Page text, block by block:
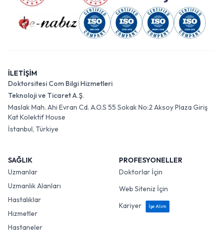
İLETİŞİM
Doktorsitesi Com Bilgi Hizmetleri
Teknoloji ve Ticaret A.Ş.
Maslak Mah. Ahi Evran Cd. A.O.S 55 Sokak No:2 Aksoy Plaza Giriş
Kat Kolektif House
İstanbul, Türkiye
SAĞLIK
Uzmanlar
Uzmanlık Alanları
Hastalıklar
Hizmetler
Hastaneler
PROFESYONELLER
Doktorlar İçin
Web Siteniz İçin
Kariyer
İşe Alım